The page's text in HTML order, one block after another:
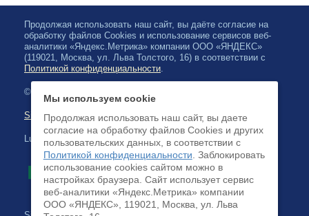
Продолжая использовать наш сайт, вы даёте согласие на
обработку файлов Cookies и использование сервисов веб-
аналитики «Яндекс.Метрика» компании ООО «ЯНДЕКС»
(119021, Москва, ул. Льва Толстого, 16) в соответствии с
Политикой конфиденциальности.
© 2026, Karjalan valtionfilharmonia
Sivuston kartta
Luottokortilla maksaminen on saatavilla
Мы используем cookie
Продолжая использовать наш сайт, вы даете
согласие на обработку файлов Cookies и других
пользовательских данных, в соответствии с
Политикой конфиденциальности . Заблокировать
использование cookies сайтом можно в
настройках браузера. Cайт использует сервис
веб-аналитики «Яндекс.Метрика» компании
ООО «ЯНДЕКС», 119021, Москва, ул. Льва